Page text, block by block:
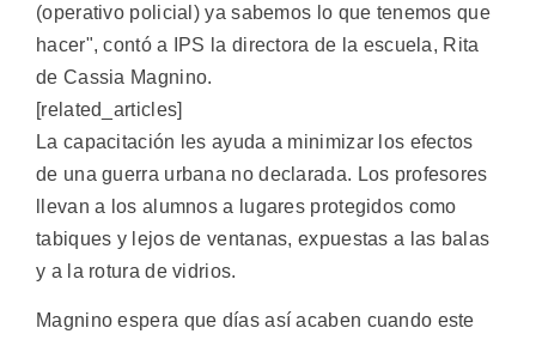
(operativo policial) ya sabemos lo que tenemos que
hacer", contó a IPS la directora de la escuela, Rita
de Cassia Magnino.
[related_articles]
La capacitación les ayuda a minimizar los efectos
de una guerra urbana no declarada. Los profesores
llevan a los alumnos a lugares protegidos como
tabiques y lejos de ventanas, expuestas a las balas
y a la rotura de vidrios.
Magnino espera que días así acaben cuando este